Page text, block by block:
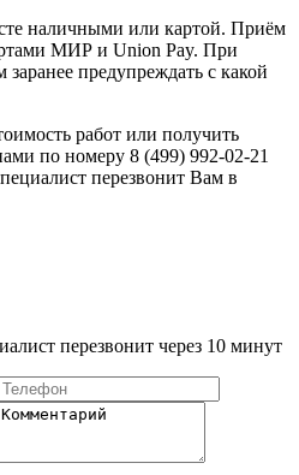
наличными или картой. Приём
МИР и Union Pay. При
предупреждать с какой
работ или получить
по номеру 8 (499) 992-02-21
перезвонит Вам в
перезвонит через 10 минут